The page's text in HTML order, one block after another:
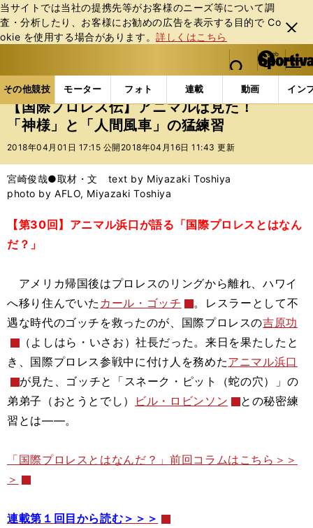
当サイトでは当社の提携先等がお客様のニーズ等について調
査・分析したり、お客様にお勧めの広告を表⽰する⽬的で Co
okie を使⽤する場合があります。詳しくはこちら
閉じ
る
web Sportiva (webスポルティーバ)
検索
マイペ
ー
ジ
メニュ
その他競技 モーター フォト 連載 動画 イン
ス
ポ
ル
バ
その他競技の記事一覧 格闘技 プロレス 【国際
【国際プロレス伝】アニマルは見た！
「神様」と「人間風車」の猛練習
2018年04月01日 17:15 公開 2018年04月16日 11:43 更新
宮崎俊哉●取材・文 text by Miyazaki Toshiya
photo by AFLO, Miyazaki Toshiya
【第30回】アニマル浜口が語る「国際プロレスとはなん
だ？」
アメリカ帰国後はプロレスのリングから離れ、ハワイ
へ移り住んでいた カール・ゴッチ
。レスラーとして不
遇な時代のゴッチを救ったのが、国際プロレスの吉原功
（よしはら・いさお）社長だった。来日を果たしたと
き、国際プロレス参戦中に付け人を務めたアニマル浜口
が見た、ゴッチと「スネーク・ピット（蛇の穴）」の
弟弟子（おとうとでし）
ビル・ロビンソン
との秘密練
習とは――。
「国際プロレスとはなんだ？」前回コラムはこちら＞＞
＞
連載第１回目から読む＞＞＞